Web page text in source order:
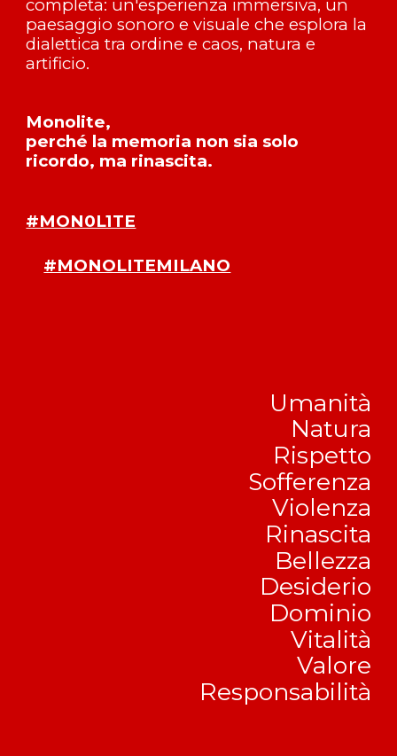
completa: un'esperienza immersiva, un
paesaggio sonoro e visuale che esplora la
dialettica tra ordine e caos, natura e
artificio.
Monolite,
perché la memoria non sia solo
ricordo, ma rinascita.
#MON0L1TE
#MONOLITEMILANO
Umanità
Natura
Rispetto
Sofferenza
Violenza
Rinascita
Bellezza
Desiderio
Dominio
Vitalità
Valore
Responsabilità